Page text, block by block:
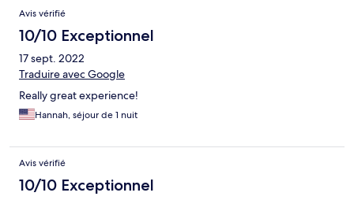
Avis vérifié
10/10 Exceptionnel
17 sept. 2022
Traduire avec Google
Really great experience!
Hannah, séjour de 1 nuit
Avis vérifié
10/10 Exceptionnel